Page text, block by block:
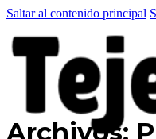
Saltar al contenido principal
Archivos: